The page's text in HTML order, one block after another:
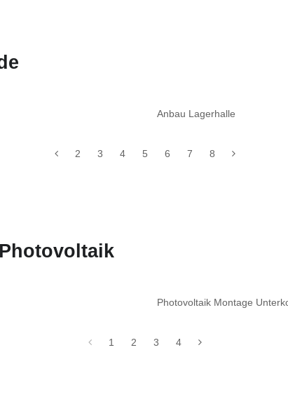
Anbau Lagerhalle
2 3 4 5 6 7 8
Photovoltaik Montage
1 2 3 4